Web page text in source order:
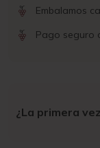
Embalamos
Pago seguro
¿La primera